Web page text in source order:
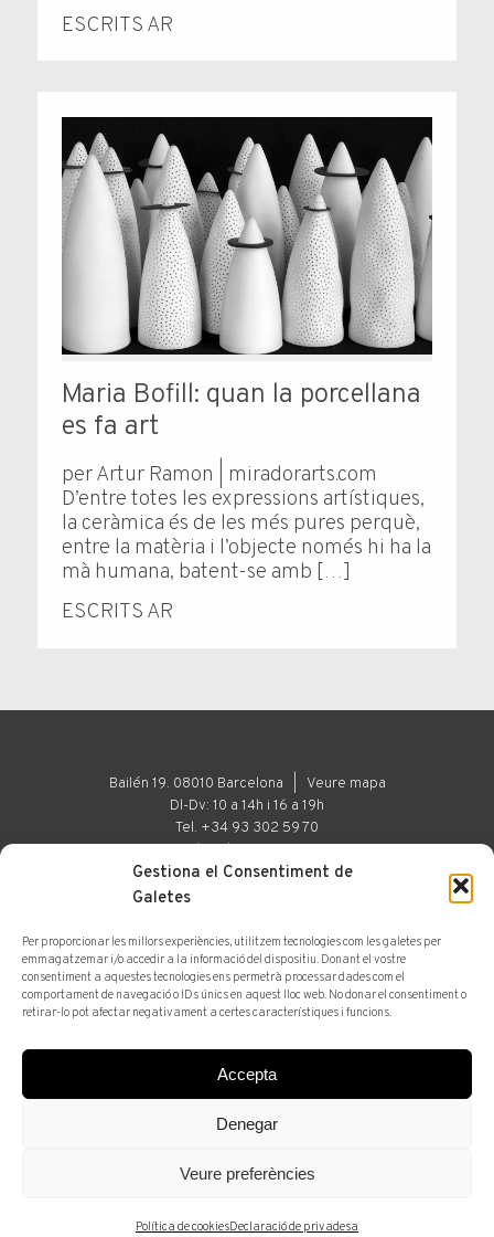
Gestiona el Consentiment de
Galetes
Per proporcionar les millors experiències, utilitzem tecnologies com les galetes per
emmagatzemar i/o accedir a la informació del dispositiu. Donant el vostre
consentiment a aquestes tecnologies ens permetrà processar dades com el
comportament de navegació o IDs únics en aquest lloc web. No donar el consentiment o
retirar-lo pot afectar negativament a certes característiques i funcions.
Accepta
Denegar
Veure preferències
Política de cookiesDeclaració de privadesa
ESCRITS AR
ESCRITS AR
Maria Bofill: quan la porcellana
es fa art
per Artur Ramon | miradorarts.com
D’entre totes les expressions artístiques,
la ceràmica és de les més pures perquè,
entre la matèria i l’objecte només hi ha la
mà humana, batent-se amb […]
Bailén 19. 08010 Barcelona | Veure mapa
Dl-Dv: 10 a 14h i 16 a 19h
Tel. +34 93 302 59 70
art@arturamon.com